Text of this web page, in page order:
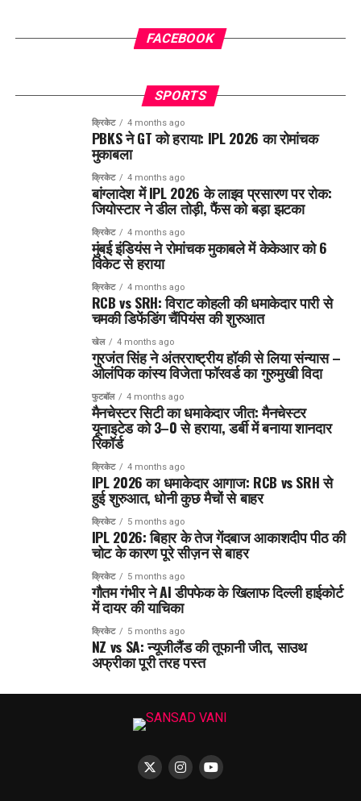
FACEBOOK
SPORTS
क्रिकेट 4 months ago
PBKS ने GT को हराया: IPL 2026 का रोमांचक
मुकाबला
क्रिकेट 4 months ago
बांग्लादेश में IPL 2026 के लाइव प्रसारण पर रोक:
जियोस्टार ने डील तोड़ी, फैंस को बड़ा झटका
क्रिकेट 4 months ago
मुंबई इंडियंस ने रोमांचक मुकाबले में केकेआर को 6
विकेट से हराया
क्रिकेट 4 months ago
RCB vs SRH: विराट कोहली की धमाकेदार पारी से
चमकी डिफेंडिंग चैंपियंस की शुरुआत
खेल 4 months ago
गुरजंत सिंह ने अंतरराष्ट्रीय हॉकी से लिया संन्यास –
ओलंपिक कांस्य विजेता फॉरवर्ड का गुरुमुखी विदा
फुटबॉल 4 months ago
मैनचेस्टर सिटी का धमाकेदार जीत: मैनचेस्टर
यूनाइटेड को 3–0 से हराया, डर्बी में बनाया शानदार
रिकॉर्ड
क्रिकेट 4 months ago
IPL 2026 का धमाकेदार आगाज: RCB vs SRH से
हुई शुरुआत, धोनी कुछ मैचों से बाहर
क्रिकेट 5 months ago
IPL 2026: बिहार के तेज गेंदबाज आकाशदीप पीठ की
चोट के कारण पूरे सीज़न से बाहर
क्रिकेट 5 months ago
गौतम गंभीर ने AI डीपफेक के खिलाफ दिल्ली हाईकोर्ट
में दायर की याचिका
क्रिकेट 5 months ago
NZ vs SA: न्यूजीलैंड की तूफानी जीत, साउथ
अफ्रीका पूरी तरह पस्त